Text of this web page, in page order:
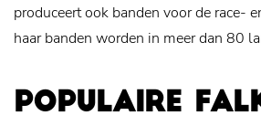
produceert ook banden voor de race-
haar banden worden in meer dan 80
POPULAIRE